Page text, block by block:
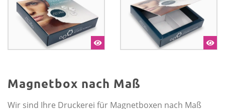
Magnetbox nach Maß
Wir sind Ihre Druckerei für Magnetboxen nach Maß